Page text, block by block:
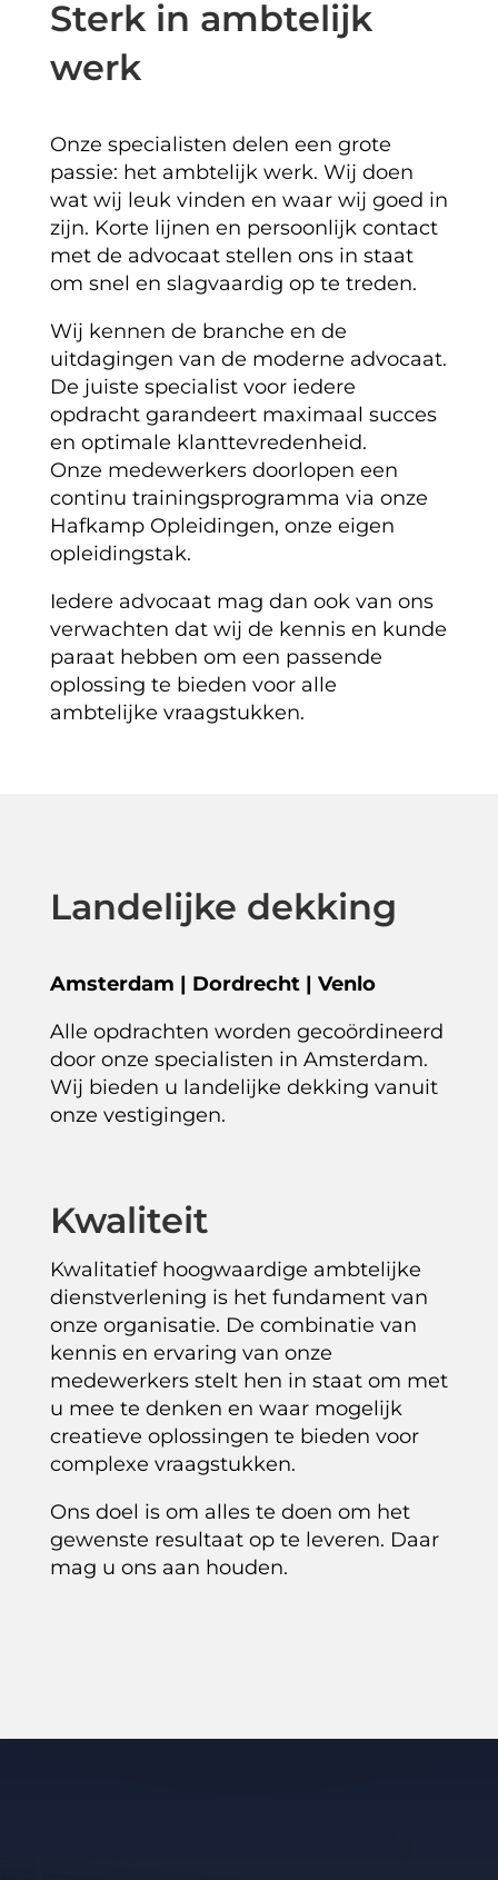
Sterk in ambtelijk
werk
Onze specialisten delen een grote
passie: het ambtelijk werk. Wij doen
wat wij leuk vinden en waar wij goed in
zijn. Korte lijnen en persoonlijk contact
met de advocaat stellen ons in staat
om snel en slagvaardig op te treden.
Wij kennen de branche en de
uitdagingen van de moderne advocaat.
De juiste specialist voor iedere
opdracht garandeert maximaal succes
en optimale klanttevredenheid.
Onze medewerkers doorlopen een
continu trainingsprogramma via onze
Hafkamp Opleidingen, onze eigen
opleidingstak.
Iedere advocaat mag dan ook van ons
verwachten dat wij de kennis en kunde
paraat hebben om een passende
oplossing te bieden voor alle
ambtelijke vraagstukken.
Landelijke dekking
Amsterdam | Dordrecht | Venlo
Alle opdrachten worden gecoördineerd
door onze specialisten in Amsterdam.
Wij bieden u landelijke dekking vanuit
onze vestigingen.
Kwaliteit
Kwalitatief hoogwaardige ambtelijke
dienstverlening is het fundament van
onze organisatie. De combinatie van
kennis en ervaring van onze
medewerkers stelt hen in staat om met
u mee te denken en waar mogelijk
creatieve oplossingen te bieden voor
complexe vraagstukken.
Ons doel is om alles te doen om het
gewenste resultaat op te leveren. Daar
mag u ons aan houden.